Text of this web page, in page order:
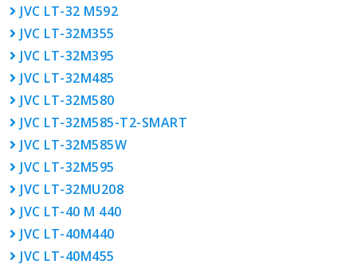
JVC LT-32 M592
JVC LT-32M355
JVC LT-32M395
JVC LT-32M485
JVC LT-32M580
JVC LT-32M585-T2-SMART
JVC LT-32M585W
JVC LT-32M595
JVC LT-32MU208
JVC LT-40 M 440
JVC LT-40M440
JVC LT-40M455